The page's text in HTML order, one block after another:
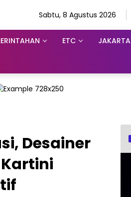
Sabtu, 8 Agustus 2026
ETC JAKARTA
Desainer